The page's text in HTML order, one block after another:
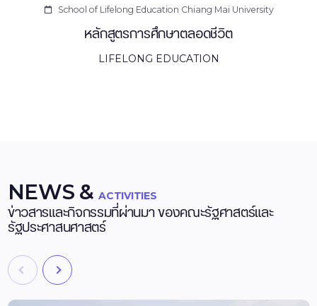
School of Lifelong Education Chiang Mai University
หลักสูตรการศึกษาตลอดชีวิต
LIFELONG EDUCATION
NEWS &ACTIVITIES
ข่าวสารและกิจกรรมที่ผ่านมา ของคณะรัฐศาสตร์และ
รัฐประศาสนศาสตร์